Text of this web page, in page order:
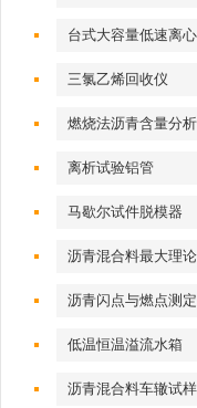
台式大容量低速离
三氯乙烯回收仪
燃烧法沥青含量分
离析试验铝管
马歇尔试件脱模器
沥青混合料最大理
沥青闪点与燃点测
低温恒温溢流水箱
沥青混合料车辙试